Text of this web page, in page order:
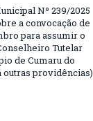
Nº 239/2025
a convocação de
para assumir o
Tutelar
de Cumaru do
outras providências)